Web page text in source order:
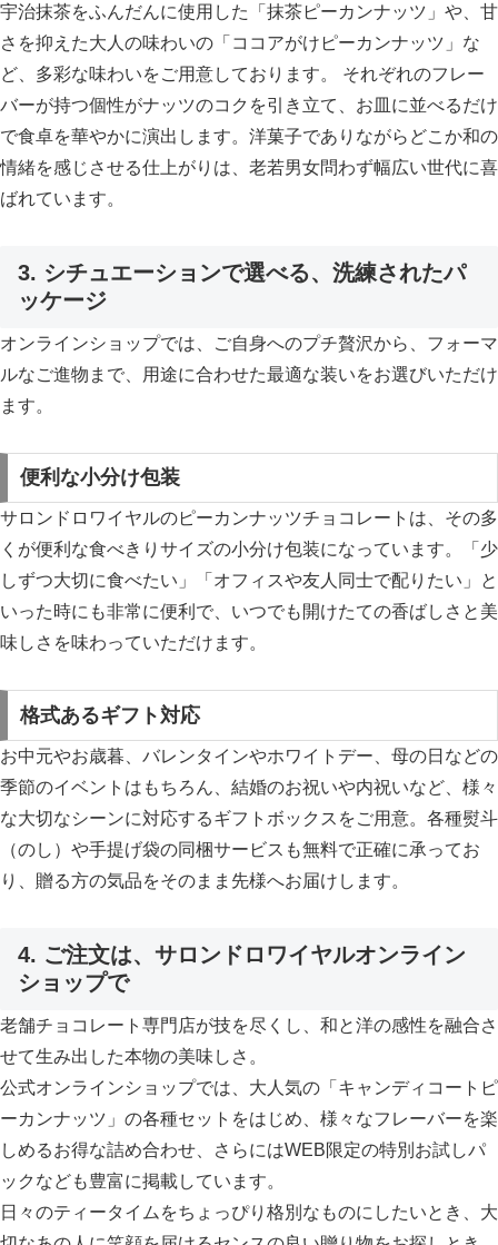
宇治抹茶をふんだんに使用した「抹茶ピーカンナッツ」や、甘
さを抑えた大人の味わいの「ココアがけピーカンナッツ」な
ど、多彩な味わいをご用意しております。 それぞれのフレー
バーが持つ個性がナッツのコクを引き立て、お皿に並べるだけ
で食卓を華やかに演出します。洋菓子でありながらどこか和の
情緒を感じさせる仕上がりは、老若男女問わず幅広い世代に喜
ばれています。
3. シチュエーションで選べる、洗練されたパ
ッケージ
オンラインショップでは、ご自身へのプチ贅沢から、フォーマ
ルなご進物まで、用途に合わせた最適な装いをお選びいただけ
ます。
便利な小分け包装
サロンドロワイヤルのピーカンナッツチョコレートは、その多
くが便利な食べきりサイズの小分け包装になっています。「少
しずつ大切に食べたい」「オフィスや友人同士で配りたい」と
いった時にも非常に便利で、いつでも開けたての香ばしさと美
味しさを味わっていただけます。
格式あるギフト対応
お中元やお歳暮、バレンタインやホワイトデー、母の日などの
季節のイベントはもちろん、結婚のお祝いや内祝いなど、様々
な大切なシーンに対応するギフトボックスをご用意。各種熨斗
（のし）や手提げ袋の同梱サービスも無料で正確に承ってお
り、贈る方の気品をそのまま先様へお届けします。
4. ご注文は、サロンドロワイヤルオンライン
ショップで
老舗チョコレート専門店が技を尽くし、和と洋の感性を融合さ
せて生み出した本物の美味しさ。
公式オンラインショップでは、大人気の「キャンディコートピ
ーカンナッツ」の各種セットをはじめ、様々なフレーバーを楽
しめるお得な詰め合わせ、さらにはWEB限定の特別お試しパ
ックなども豊富に掲載しています。
日々のティータイムをちょっぴり格別なものにしたいとき、大